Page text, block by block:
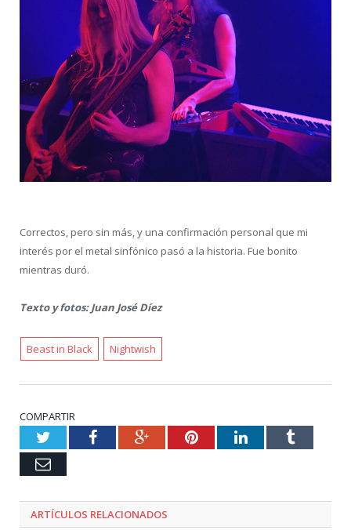
Correctos, pero sin más, y una confirmación personal que mi
interés por el metal sinfónico pasó a la historia. Fue bonito
mientras duró.
Texto y fotos: Juan José Díez
Beast in Black Nightwish
COMPARTIR
TwitterFacebookGoogle+PinterestLinkedInTumblr
Email
ARTÍCULOS RELACIONADOS